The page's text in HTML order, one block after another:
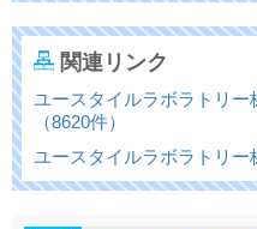
関連リンク
ユースタイルラボラトリ
（8620件）
ユースタイルラボラトリー